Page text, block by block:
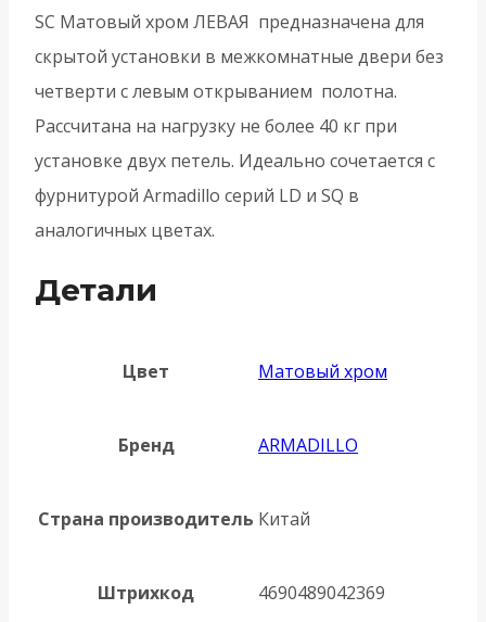
SC Матовый хром ЛЕВАЯ предназначена для
скрытой установки в межкомнатные двери без
четверти с левым открыванием полотна.
Рассчитана на нагрузку не более 40 кг при
установке двух петель. Идеально сочетается с
фурнитурой Armadillo серий LD и SQ в
аналогичных цветах.
Детали
Цвет Матовый хром
Бренд ARMADILLO
Страна производитель Китай
Штрихкод 4690489042369